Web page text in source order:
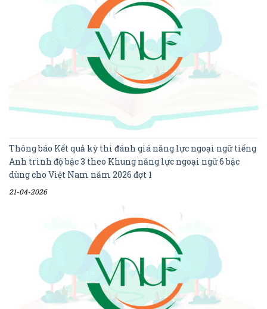
Thông báo Kết quả kỳ thi đánh giá năng lực ngoại ngữ tiếng
Anh trình độ bậc 3 theo Khung năng lực ngoại ngữ 6 bậc
dùng cho Việt Nam năm 2026 đợt 1
21-04-2026